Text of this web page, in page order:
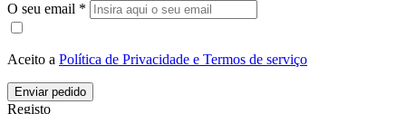
O seu email *
Aceito a Política de Privacidade e Termos de serviço
Enviar pedido
Registo